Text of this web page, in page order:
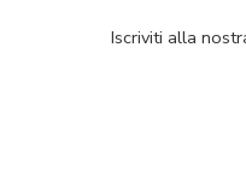
Iscriviti alla